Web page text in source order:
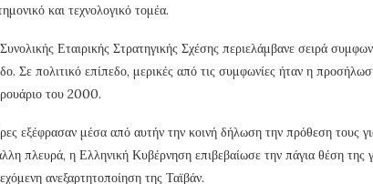
και τεχνολογικό τομέα.
Εταιρικής Στρατηγικής Σχέσης περιελάμβανε σειρά
Σε πολιτικό επίπεδο, μερικές από τις συμφωνίες ήταν η
του 2000.
εξέφρασαν μέσα από αυτήν την κοινή δήλωση την πρόθεση τους
πλευρά, η Ελληνική Κυβέρνηση επιβεβαίωσε την πάγια θέση της
ανεξαρτητοποίηση της Ταϊβάν.